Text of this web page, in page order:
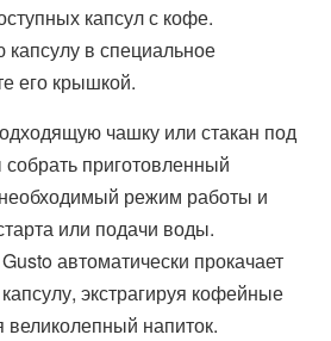
капсул с кофе.
в специальное
его крышкой.
чашку или стакан под
приготовленный
режим работы и
или подачи воды.
автоматически прокачает
экстрагируя кофейные
напиток.